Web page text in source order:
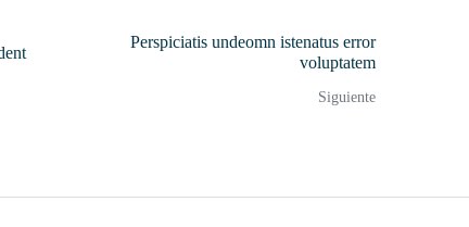
Perspiciatis undeomn istenatus error
voluptatem
Siguiente